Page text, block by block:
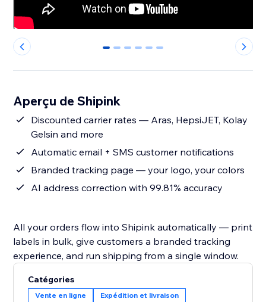
0 1 2 3 4 5
Aperçu de Shipink
Discounted carrier rates — Aras, HepsiJET, Kolay
Gelsin and more
Automatic email + SMS customer notifications
Branded tracking page — your logo, your colors
AI address correction with 99.81% accuracy
All your orders flow into Shipink automatically — print
labels in bulk, give customers a branded tracking
experience, and run shipping from a single window.
Catégories
Vente en ligne Expédition et livraison